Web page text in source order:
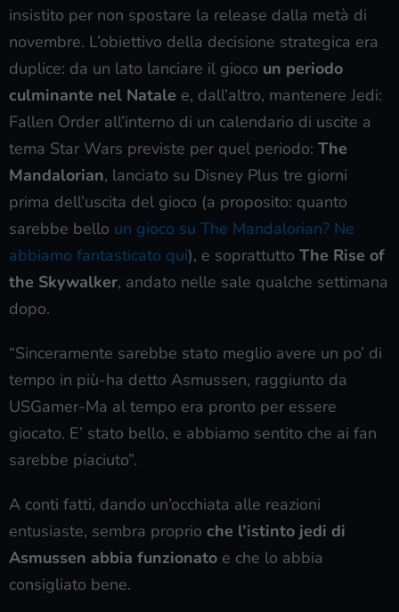
insistito per non spostare la release dalla metà di
novembre. L’obiettivo della decisione strategica era
duplice: da un lato lanciare il gioco un periodo
culminante nel Natale e, dall’altro, mantenere Jedi:
Fallen Order all’interno di un calendario di uscite a
tema Star Wars previste per quel periodo: The
Mandalorian, lanciato su Disney Plus tre giorni
prima dell’uscita del gioco (a proposito: quanto
sarebbe bello un gioco su The Mandalorian? Ne
abbiamo fantasticato qui), e soprattutto The Rise of
the Skywalker, andato nelle sale qualche settimana
dopo.
“Sinceramente sarebbe stato meglio avere un po’ di
tempo in più-ha detto Asmussen, raggiunto da
USGamer-Ma al tempo era pronto per essere
giocato. E’ stato bello, e abbiamo sentito che ai fan
sarebbe piaciuto”.
A conti fatti, dando un’occhiata alle reazioni
entusiaste, sembra proprio che l’istinto jedi di
Asmussen abbia funzionato e che lo abbia
consigliato bene.